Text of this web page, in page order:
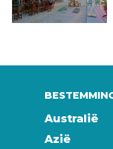
Australië
Azië